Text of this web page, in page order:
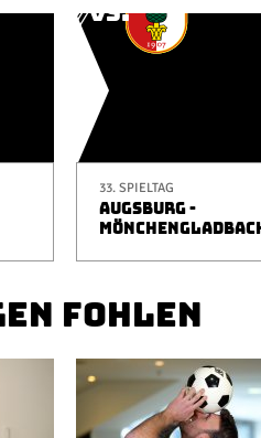
33. SPIELTAG
AUGSBURG -
FOHLEN